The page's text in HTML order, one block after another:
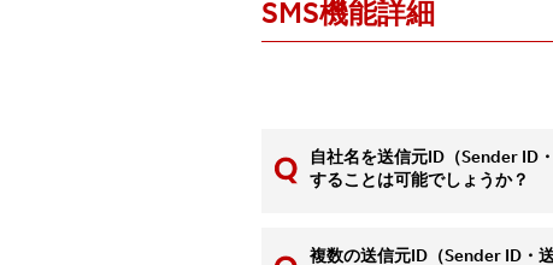
SMS機能詳細
自社名を送信元ID（Sender ID
することは可能でしょうか？
複数の送信元ID（Sender ID・